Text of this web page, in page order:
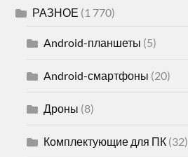
РАЗНОЕ (1 770)
Android-планшеты (5)
Android-смартфоны (20)
Дроны (8)
Комплектующие для ПК (32)